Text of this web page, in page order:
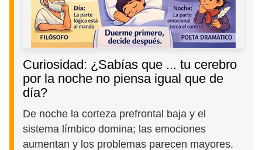
Curiosidad: ¿Sabías que ... tu cerebro
por la noche no piensa igual que de
día?
De noche la corteza prefrontal baja y el
sistema límbico domina; las emociones
aumentan y los problemas parecen mayores.